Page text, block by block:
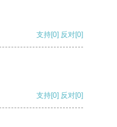
支持[0] 反对[0]
支持[0] 反对[0]